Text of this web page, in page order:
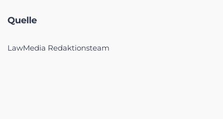
Quelle
LawMedia Redaktionsteam